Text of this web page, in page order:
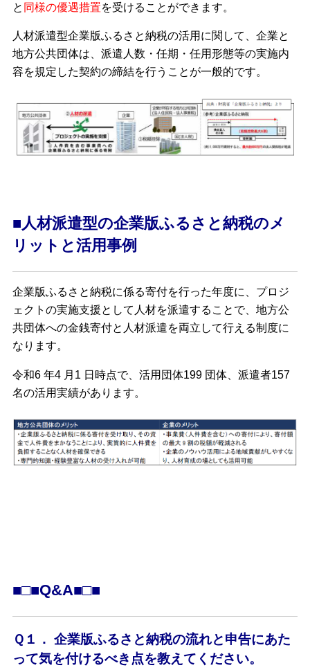
と 同様の優遇措置を受けることができます。
人材派遣型企業版ふるさと納税の活用に関して、企業と
地方公共団体は、派遣人数・任期・任用形態等の実施内
容を規定した契約の締結を行うことが一般的です。
■人材派遣型の企業版ふるさと納税のメ
リットと活用事例
企業版ふるさと納税に係る寄付を行った年度に、プロジ
ェクトの実施支援として人材を派遣することで、地方公
共団体への金銭寄付と人材派遣を両立して行える制度に
なります。
令和6 年4 月1 日時点で、活用団体199 団体、派遣者157
名の活用実績があります。
■□■Q&A■□■
Ｑ１． 企業版ふるさと納税の流れと申告にあた
って気を付けるべき点を教えてください。